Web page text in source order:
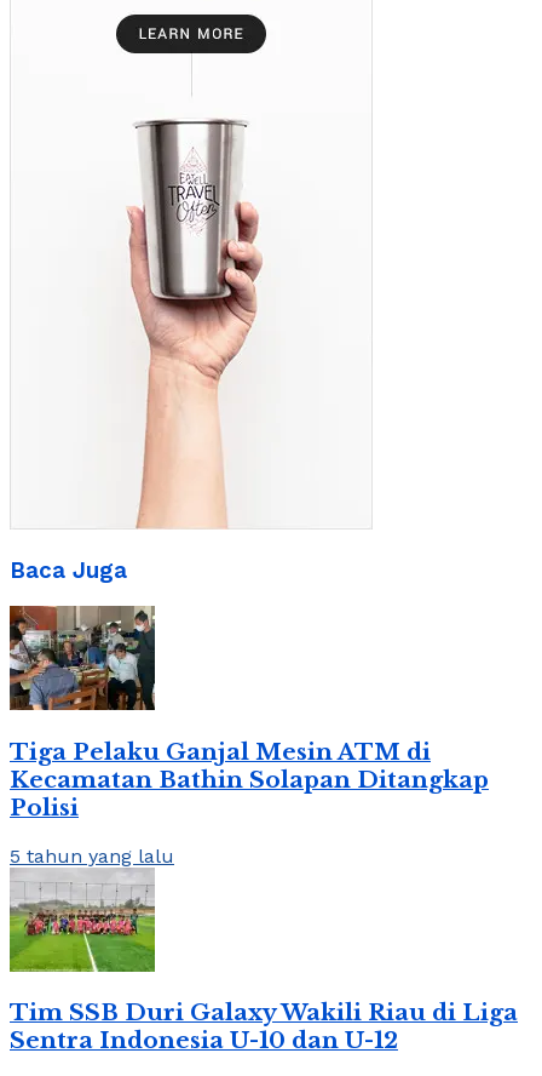
Baca Juga
Tiga Pelaku Ganjal Mesin ATM di
Kecamatan Bathin Solapan Ditangkap
Polisi
5 tahun yang lalu
Tim SSB Duri Galaxy Wakili Riau di Liga
Sentra Indonesia U-10 dan U-12